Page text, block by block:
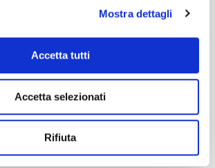
Mostra dettagli
Accetta tutti
Accetta selezionati
Rifiuta
la tua richiesta devi accettare l'utilizzo